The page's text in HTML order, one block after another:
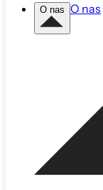
O nas O nas